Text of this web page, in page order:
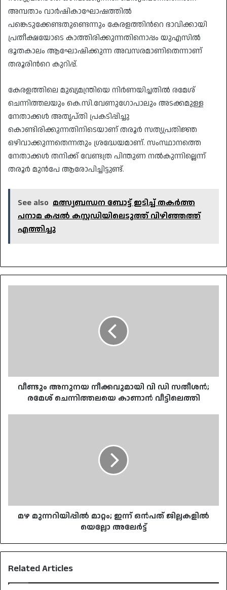
അമ്പതാം വാർഷികാഘോഷത്തിൽ
പങ്കെടുക്കേണ്ടതുണ്ടെന്നും കേരളത്തിന്‍റെ ഭാവിക്കായി
പ്രതീക്ഷയോടെ കാത്തിരിക്കുന്നതിനൊപ്പം യുഎസിൽ
ഭൂതകാലം ആഘോഷിക്കുന്ന അവസരമാണിതെന്നാണ്
തരൂരിന്‍റെ കുറിപ്പ്.
കേരളത്തിലെ മുഖ്യമന്ത്രിയെ നിർണയിച്ചതിൽ‌ രമേശ്
ചെന്നിത്തലയും കെ.സി.വേണുഗോപാലും അടക്കമുള്ള
നേതാക്കൾ അതൃപ്തി പ്രകടിപ്പിച്ചു
കൊണ്ടിരിക്കുന്നതിനിടെയാണ് തരൂർ സത്യപ്രതിജ്ഞ
ഒഴിവാക്കുന്നതെന്നതും ശ്രദ്ധേയമാണ്. സംസ്ഥാനത്തെ
നേതാക്കൾ തനിക്ക് വേണ്ടത്ര പിന്തുണ നൽകുന്നില്ലെന്ന്
തരൂർ മുൻപേ ആരോപിച്ചിട്ടുണ്ട്.
See also മത്സ്യബന്ധന ബോട്ട് ഇടിച്ച് തകർത്ത
പനാമ കപ്പൽ കസ്റ്റഡിയിലെടുത്ത് വിഴിഞ്ഞത്ത്
എത്തിച്ചു
കാണാൻ
വീട്ടിലെത്തി
വീണ്ടും അനുനയ നീക്കവുമായി വി ഡി സതീശന്‍;
രമേശ് ചെന്നിത്തലയെ കാണാൻ വീട്ടിലെത്തി
മഴ മുന്നറിയിപ്പിൽ മാറ്റം; ഇന്ന് ഒൻപത് ജില്ലകളിൽ
യെല്ലോ അലേർട്ട്
Related Articles